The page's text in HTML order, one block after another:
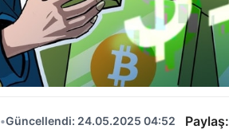
•Güncellendi: 24.05.2025 04:52 Paylaş: